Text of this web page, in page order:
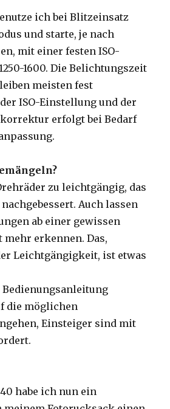
ich bei Blitzeinsatz
und starte, je nach
mit einer festen ISO-
1600. Die Belichtungszeit
meisten fest
ISO-Einstellung und der
erfolgt bei Bedarf
zu leichtgängig, das
Auch lassen
ab einer gewissen
erkennen. Das,
Leichtgängigkeit, ist etwas
die möglichen
Einsteiger sind mit
habe ich nun ein